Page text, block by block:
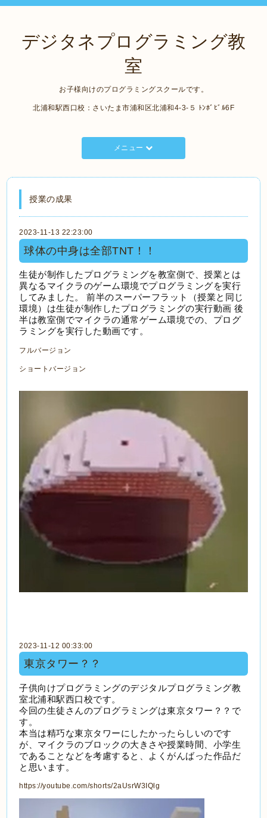
デジタネプログラミング教
室
お子様向けのプログラミングスクールです。
北浦和駅西口校：さいたま市浦和区北浦和4-3-５ ﾄﾝﾎﾞﾋﾞﾙ6F
メニュー
授業の成果
2023-11-13 22:23:00
球体の中身は全部TNT！！
生徒が制作したプログラミングを教室側で、授業とは
異なるマイクラのゲーム環境でプログラミングを実行
してみました。 前半のスーパーフラット（授業と同じ
環境）は生徒が制作したプログラミングの実行動画 後
半は教室側でマイクラの通常ゲーム環境での、プログ
ラミングを実行した動画です。
フルバージョン
ショートバージョン
2023-11-12 00:33:00
東京タワー？？
子供向けプログラミングのデジタルプログラミング教
室北浦和駅西口校です。
今回の生徒さんのプログラミングは東京タワー？？で
す。
本当は精巧な東京タワーにしたかったらしいのです
が、マイクラのブロックの大きさや授業時間、小学生
であることなどを考慮すると、よくがんばった作品だ
と思います。
https://youtube.com/shorts/2aUsrW3IQlg